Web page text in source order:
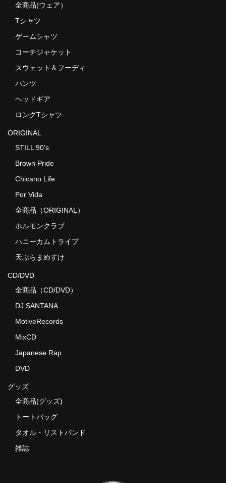
全商品(ウェア）
Tシャツ
ゲームシャツ
コーチジャケット
スウェット＆フーディ
パンツ
ヘッドギア
ロングTシャツ
ORIGINAL
STILL 90’s
Brown Pride
Chicano Life
Por Vida
全商品（ORIGINAL）
ホルモンクラブ
ハニーカムトライプ
天ぷらまめすけ
CD/DVD
全商品（CD/DVD）
DJ SANTANA
MotiveRecords
MixCD
Japanese Rap
DVD
グッズ
全商品(グッズ)
トートバッグ
タオル・リストバンド
雑誌